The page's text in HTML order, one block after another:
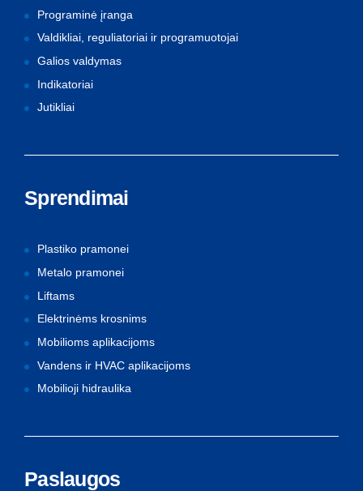
Programinė įranga
Valdikliai, reguliatoriai ir programuotojai
Galios valdymas
Indikatoriai
Jutikliai
Sprendimai
Plastiko pramonei
Metalo pramonei
Liftams
Elektrinėms krosnims
Mobilioms aplikacijoms
Vandens ir HVAC aplikacijoms
Mobilioji hidraulika
Paslaugos